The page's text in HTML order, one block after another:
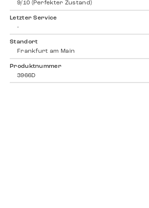
9/10 (Perfekter Zustand)
Letzter Service
-
Standort
Frankfurt am Main
Produktnummer
3966D